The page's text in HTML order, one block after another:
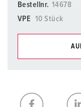
Bestellnr. 14678
VPE
10 Stück
Meine Liste (0)